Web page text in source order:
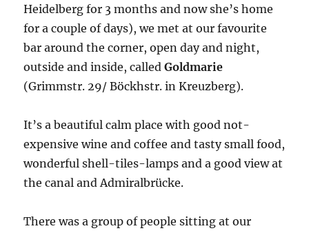
Heidelberg for 3 months and now she’s home
for a couple of days), we met at our favourite
bar around the corner, open day and night,
outside and inside, calledGoldmarie
(Grimmstr. 29/ Böckhstr. in Kreuzberg).
It’s a beautiful calm place with good not-
expensive wine and coffee and tasty small food,
wonderful shell-tiles-lamps and a good view at
the canal and Admiralbrücke.
There was a group of people sitting at our